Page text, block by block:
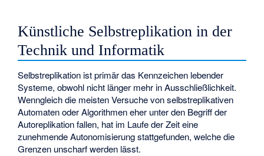
Künstliche Selbstreplikation in der
Technik und Informatik
Selbstreplikation ist primär das Kennzeichen lebender
Systeme, obwohl nicht länger mehr in Ausschließlichkeit.
Wenngleich die meisten Versuche von selbstreplikativen
Automaten oder Algorithmen eher unter den Begriff der
Autoreplikation fallen, hat im Laufe der Zeit eine
zunehmende Autonomisierung stattgefunden, welche die
Grenzen unscharf werden lässt.